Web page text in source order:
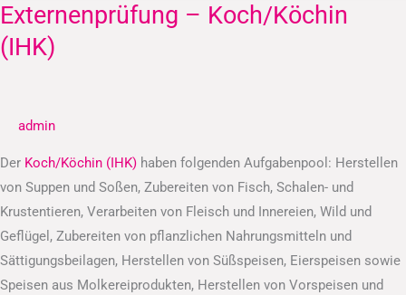
Externenprüfung – Koch/Köchin
(IHK)
admin
Der Koch/Köchin (IHK) haben folgenden Aufgabenpool: Herstellen
von Suppen und Soßen, Zubereiten von Fisch, Schalen- und
Krustentieren, Verarbeiten von Fleisch und Innereien, Wild und
Geflügel, Zubereiten von pflanzlichen Nahrungsmitteln und
Sättigungsbeilagen, Herstellen von Süßspeisen, Eierspeisen sowie
Speisen aus Molkereiprodukten, Herstellen von Vorspeisen und
Externenprüfung
–
Koch/Köchin